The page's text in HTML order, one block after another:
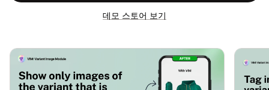
데모 스토어 보기